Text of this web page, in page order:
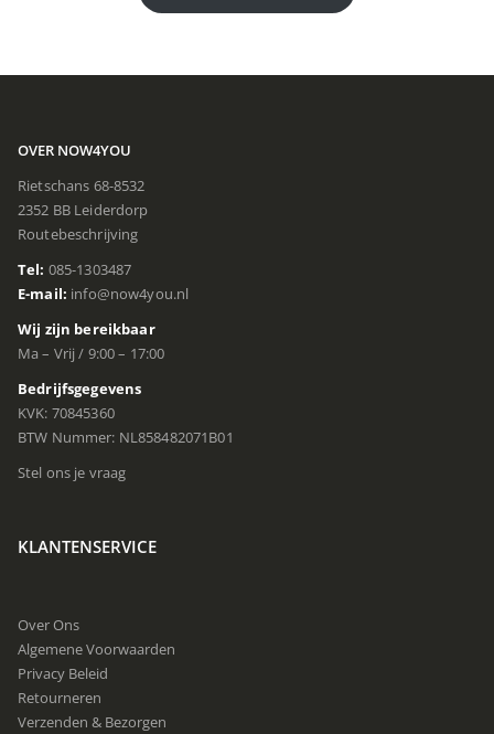
OVER NOW4YOU
Rietschans 68-8532
2352 BB Leiderdorp
Routebeschrijving
Tel: 085-1303487
E-mail: info@now4you.nl
Wij zijn bereikbaar
Ma – Vrij / 9:00 – 17:00
Bedrijfsgegevens
KVK: 70845360
BTW Nummer: NL858482071B01
Stel ons je vraag
KLANTENSERVICE
Over Ons
Algemene Voorwaarden
Privacy Beleid
Retourneren
Verzenden & Bezorgen